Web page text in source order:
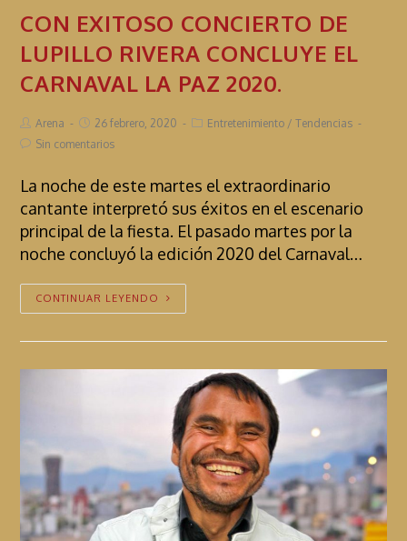
CON EXITOSO CONCIERTO DE
LUPILLO RIVERA CONCLUYE EL
CARNAVAL LA PAZ 2020.
Arena 26 febrero, 2020 Entretenimiento /Tendencias
Sin comentarios
La noche de este martes el extraordinario
cantante interpretó sus éxitos en el escenario
principal de la fiesta. El pasado martes por la
noche concluyó la edición 2020 del Carnaval…
CONTINUAR LEYENDO